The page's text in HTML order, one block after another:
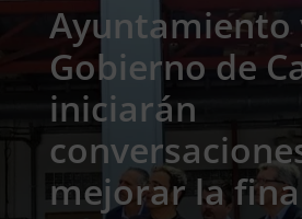
Ayuntamiento
Gobierno de
iniciarán
mejorar la